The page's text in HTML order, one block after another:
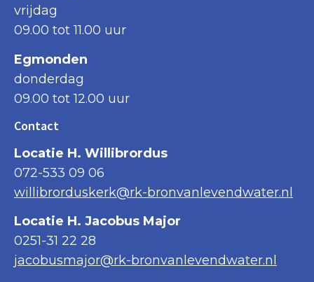
vrijdag
09.00 tot 11.00 uur
Egmonden
donderdag
09.00 tot 12.00 uur
Contact
Locatie H. Willibrordus
072-533 09 06
willibrorduskerk@rk-bronvanlevendwater.nl
Locatie H. Jacobus Major
0251-31 22 28
jacobusmajor@rk-bronvanlevendwater.nl